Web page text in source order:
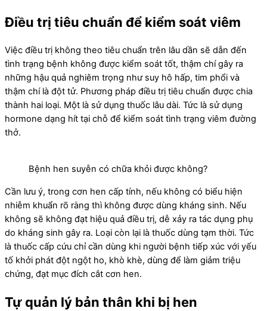
Điều trị tiêu chuẩn để kiểm soát viêm
Việc điều trị không theo tiêu chuẩn trên lâu dần sẽ dẫn đến
tình trạng bệnh không được kiểm soát tốt, thậm chí gây ra
những hậu quả nghiêm trọng như suy hô hấp, tim phổi và
thậm chí là đột tử. Phương pháp điều trị tiêu chuẩn được chia
thành hai loại. Một là sử dụng thuốc lâu dài. Tức là sử dụng
hormone dạng hít tại chỗ để kiểm soát tình trạng viêm đường
thở.
Bệnh hen suyễn có chữa khỏi được không?
Cần lưu ý, trong cơn hen cấp tính, nếu không có biểu hiện
nhiễm khuẩn rõ ràng thì không được dùng kháng sinh. Nếu
không sẽ không đạt hiệu quả điều trị, dễ xảy ra tác dụng phụ
do kháng sinh gây ra. Loại còn lại là thuốc dùng tạm thời. Tức
là thuốc cấp cứu chỉ cần dùng khi người bệnh tiếp xúc với yếu
tố khởi phát đột ngột ho, khò khè, dùng để làm giảm triệu
chứng, đạt mục đích cắt cơn hen.
Tự quản lý bản thân khi bị hen